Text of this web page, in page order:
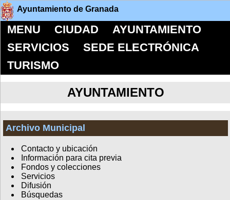
Ayuntamiento de Granada
MENU CIUDAD
AYUNTAMIENTO
SERVICIOS
SEDE ELECTRÓNICA
TURISMO
AYUNTAMIENTO
Archivo Municipal
Contacto y ubicación
Información para cita previa
Fondos y colecciones
Servicios
Difusión
Búsquedas